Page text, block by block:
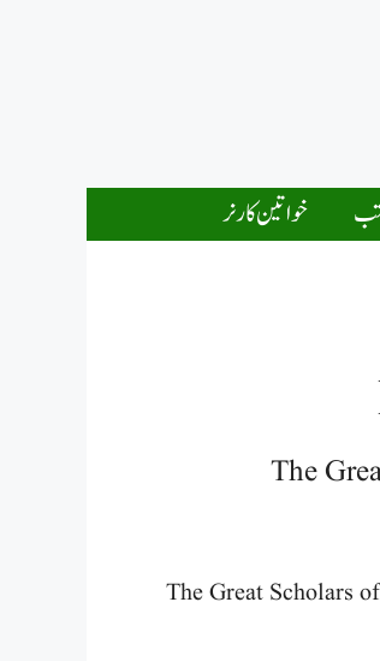
خواتین کارنر
The
The Great Scholars